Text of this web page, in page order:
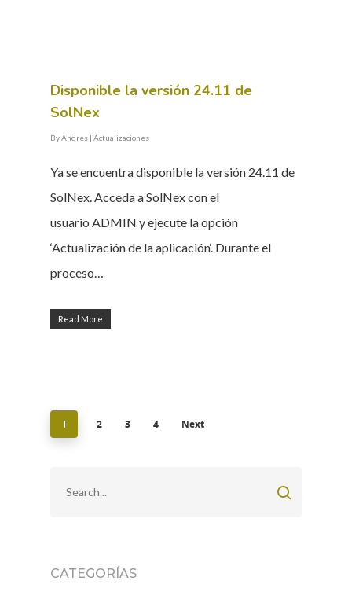
Disponible la versión 24.11 de
SolNex
ByAndres | Actualizaciones
Ya se encuentra disponible la versión 24.11 de
SolNex. Acceda a SolNex con el
usuario ADMIN y ejecute la opción
‘Actualización de la aplicación‘. Durante el
proceso…
Read More
1 2 3 4 Next
CATEGORÍAS